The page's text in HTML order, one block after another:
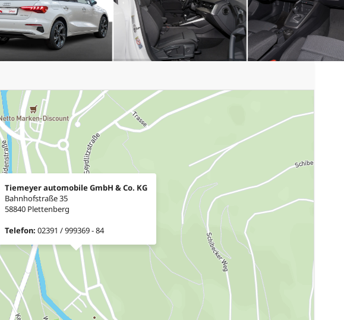
Tiemeyer automobile GmbH & Co. KG
Bahnhofstraße 35
58840 Plettenberg
Telefon: 02391 / 999369 - 84